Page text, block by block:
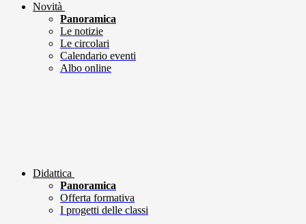
Novità
Panoramica
Le notizie
Le circolari
Calendario eventi
Albo online
Didattica
Panoramica
Offerta formativa
I progetti delle classi